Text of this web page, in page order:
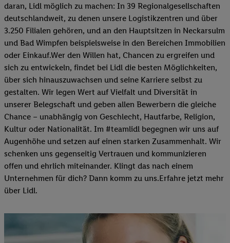
daran, Lidl möglich zu machen: In 39 Regionalgesellschaften
deutschlandweit, zu denen unsere Logistikzentren und über
3.250 Filialen gehören, und an den Hauptsitzen in Neckarsulm
und Bad Wimpfen beispielsweise in den Bereichen Immobilien
oder Einkauf.Wer den Willen hat, Chancen zu ergreifen und
sich zu entwickeln, findet bei Lidl die besten Möglichkeiten,
über sich hinauszuwachsen und seine Karriere selbst zu
gestalten. Wir legen Wert auf Vielfalt und Diversität in
unserer Belegschaft und geben allen Bewerbern die gleiche
Chance – unabhängig von Geschlecht, Hautfarbe, Religion,
Kultur oder Nationalität. Im #teamlidl begegnen wir uns auf
Augenhöhe und setzen auf einen starken Zusammenhalt. Wir
schenken uns gegenseitig Vertrauen und kommunizieren
offen und ehrlich miteinander. Klingt das nach einem
Unternehmen für dich? Dann komm zu uns.​Erfahre jetzt mehr
über Lidl.